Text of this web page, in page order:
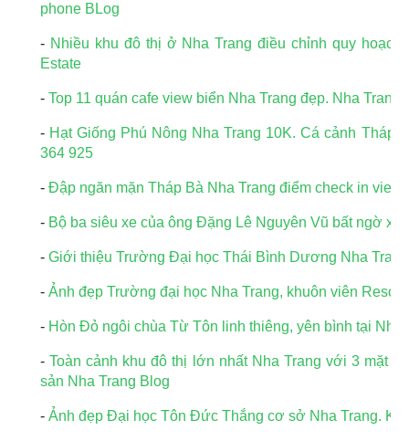
phone BLog
- Nhiều khu đô thị ở Nha Trang điều chỉnh quy
Estate
- Top 11 quán cafe view biển Nha Trang đẹp. Nha
- Hạt Giống Phú Nông Nha Trang 10K. Cá cảnh Tháp
364 925
- Đập ngăn mặn Tháp Bà Nha Trang điểm check in view
- Bộ ba siêu xe của ông Đặng Lê Nguyên Vũ bất ngờ
- Giới thiệu Trường Đại học Thái Bình Dương Nha
- Ảnh đẹp Trường đại học Nha Trang, khuôn viên
- Hòn Đỏ ngôi chùa Từ Tôn linh thiêng, yên bình tại
- Toàn cảnh khu đô thị lớn nhất Nha Trang với 3 mặt
sản Nha Trang Blog
- Ảnh đẹp Đại học Tôn Đức Thắng cơ sở Nha Trang.